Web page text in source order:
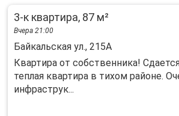
3-к квартира, 87 м²
Вчера 21:00
Байкальская ул., 215А
Квартира от собственника!
теплая квартира в тихом районе.
инфраструк...